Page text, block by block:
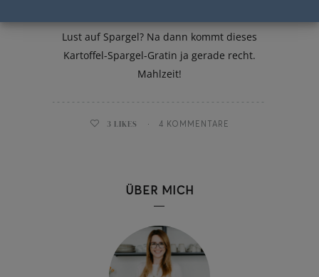
Lust auf Spargel? Na dann kommt dieses
Kartoffel-Spargel-Gratin ja gerade recht.
Mahlzeit!
3 LIKES 4 KOMMENTARE
ÜBER MICH